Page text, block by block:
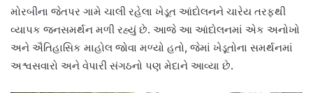
મોરબીના જેતપર ગામે ચાલી રહેલા ખેડૂત આંદોલનને ચારેય તરફથી
વ્યાપક જનસમર્થન મળી રહ્યું છે. આજે આ આંદોલનમાં એક અનોખો
અને ઐતિહાસિક માહોલ જોવા મળ્યો હતો, જેમાં ખેડૂતોના સમર્થનમાં
અશ્વસવારો અને વેપારી સંગઠનો પણ મેદાને આવ્યા છે.